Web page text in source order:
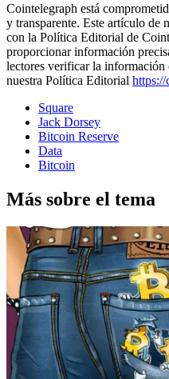
Cointelegraph está
y transparente. Este artículo de
con la Política Editorial de
proporcionar información
lectores verificar la información
nuestra Política Editorial
Square
Jack Dorsey
Bitcoin Reserve
Data
Bitcoin
Más sobre el tema